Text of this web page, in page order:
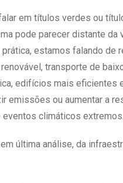
em títulos verdes ou
pode parecer distante da
prática, estamos falando de
transporte de
edifícios mais eficientes
emissões ou aumentar a
climáticos extremos.
última análise, da